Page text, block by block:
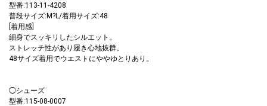
型番:113-11-4208
普段サイズ:M?L/着用サイズ:48
[着用感]
細身でスッキリしたシルエット。
ストレッチ性があり履き心地抜群。
48サイズ着用でウエストにややゆとりあり。
◯シューズ
型番:115-08-0007